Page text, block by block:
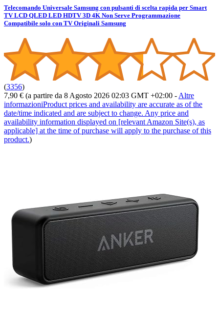
Telecomando Universale Samsung con pulsanti di scelta rapida per Smart
TV LCD QLED LED HDTV 3D 4K Non Serve Programmazione
Compatibile solo con TV Originali Samsung
(3356)
7,90 € (a partire da 8 Agosto 2026 02:03 GMT +02:00 - Altre
informazioniProduct prices and availability are accurate as of the
date/time indicated and are subject to change. Any price and
availability information displayed on [relevant Amazon Site(s), as
applicable] at the time of purchase will apply to the purchase of this
product.)